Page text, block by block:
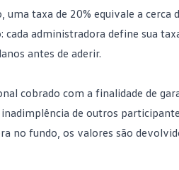
taxa de 20% equivale a cerca
cada administradora define sua
antes de aderir.
cobrado com a finalidade de
de outros
no fundo, os valores são